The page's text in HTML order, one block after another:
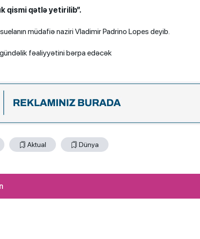
qismi qətlə yetirilib”.
müdafiə naziri Vladimir Padrino Lopes deyib.
fəaliyyətini bərpa edəcək
Aktual Dünya